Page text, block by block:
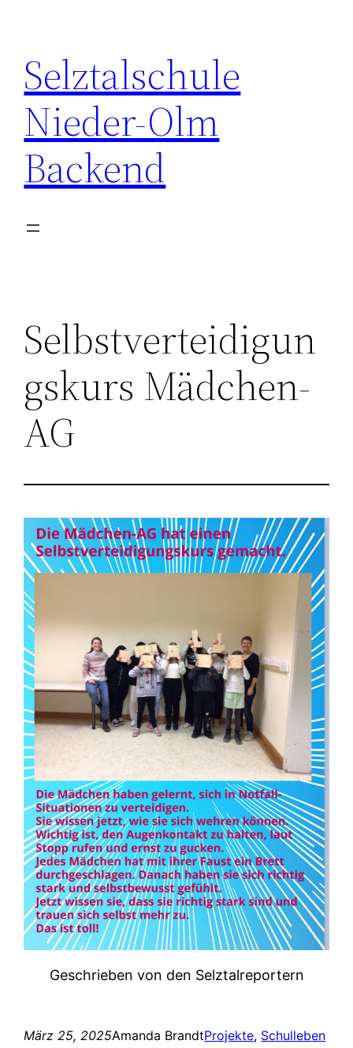
springen
Selztalschule
Nieder-Olm
Backend
Selbstverteidigun
gskurs Mädchen-
AG
Geschrieben von den Selztalreportern
März 25, 2025Amanda BrandtProjekte, Schulleben